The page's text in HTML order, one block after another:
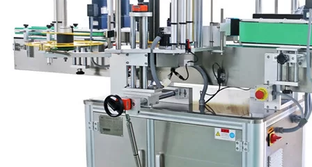
Με καινοτόμες λύσεις για δύσκολη τοποθέτηση ετικετών, οι
ετικέτες ευαίσθητοι στην πίεση της VKPAK προσφέρουν πολλές
επιλογές σε πελάτες με προκλητικές εφαρμογές. Χάρη στον καλά
μελετημένο σχεδιασμό του, αυτός ο ευαίσθητος στην πίεση
εξοπλισμός παρέχει ακρίβεια τοποθέτησης, ευκολία στην
εγκατάσταση, γρήγορες αλλαγές και αξιοπιστία.
Τι είναι οι ευαίσθητες στην πίεση ετικέτες;
Οι ευαίσθητες στην πίεση ετικέτες είναι ανάλογες με ένα
αυτοκόλλητο υψηλής τεχνολογίας. Μπορούν να χρησιμοποιήσουν
χαρτί, μεμβράνη και αλουμινόχαρτο ως τα κύρια υλικά ετικέτας